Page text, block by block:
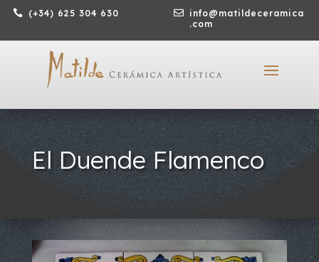
 (+34) 625 304 630 
info@matildeceramica
.com
El Duende Flamenco